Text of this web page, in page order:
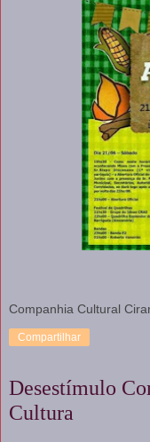
Companhia Cultural
Compartilhar
Desestímulo
Cultura